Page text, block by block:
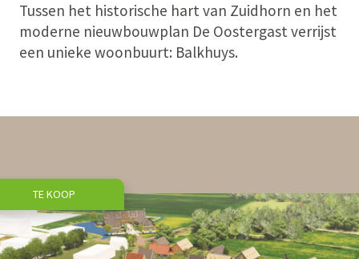
Tussen het historische hart van Zuidhorn en het
moderne nieuwbouwplan De Oostergast verrijst
een unieke woonbuurt: Balkhuys.
TE KOOP